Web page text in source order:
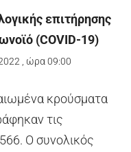
επιτήρησης
(COVID-19)
, ώρα 09:00
κρούσματα
τις
Ο συνολικός